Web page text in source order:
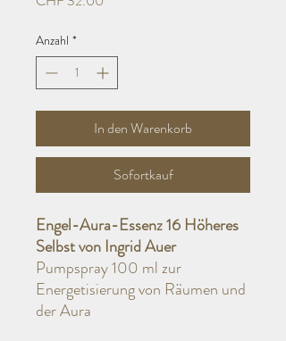
Anzahl *
In den Warenkorb
Sofortkauf
Engel-Aura-Essenz 16 Höheres
Selbst von Ingrid Auer
Pumpspray 100 ml zur
Energetisierung von Räumen und
der Aura